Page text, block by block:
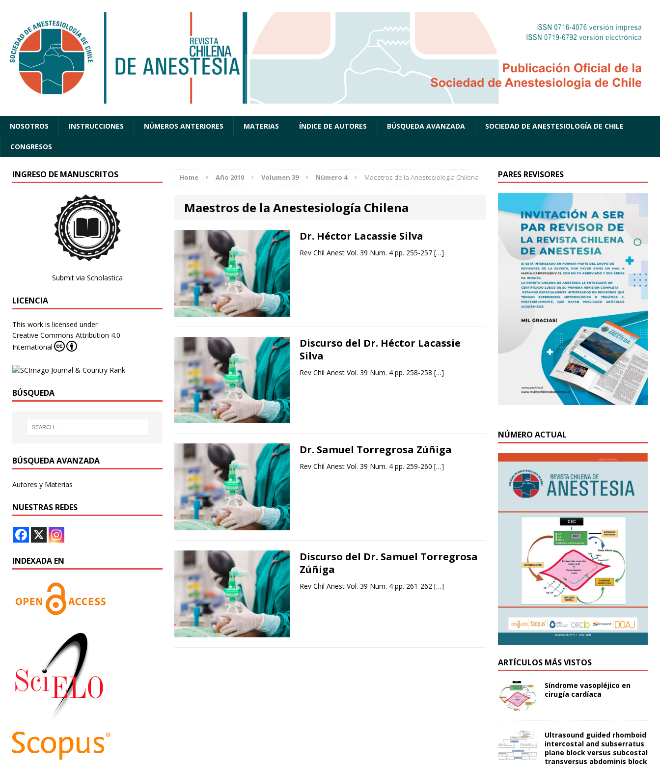
NOSOTROS INSTRUCCIONES NÚMEROS ANTERIORES MATERIAS ÍNDICE DE AUTORES BÚSQUEDA AVANZADA SOCIEDAD DE ANESTESIOLOGÍA DE CHILE
CONGRESOS
Home Año 2010 Volumen 39 Número 4 Maestros de la Anestesiología Chilena
Maestros de la Anestesiología Chilena
Dr. Héctor Lacassie Silva
Rev Chil Anest Vol. 39 Num. 4 pp. 255-257 […]
Discurso del Dr. Héctor Lacassie
Silva
Rev Chil Anest Vol. 39 Num. 4 pp. 258-258 […]
Dr. Samuel Torregrosa Zúñiga
Rev Chil Anest Vol. 39 Num. 4 pp. 259-260 […]
Discurso del Dr. Samuel Torregrosa
Zúñiga
Rev Chil Anest Vol. 39 Num. 4 pp. 261-262 […]
INGRESO DE MANUSCRITOS
Submit via Scholastica
LICENCIA
This work is licensed under
Creative Commons Attribution 4.0
International
BÚSQUEDA
BÚSQUEDA AVANZADA
Autores y Materias
NUESTRAS REDES
INDEXADA EN
PARES REVISORES
NÚMERO ACTUAL
ARTÍCULOS MÁS VISTOS
Síndrome vasopléjico en
cirugía cardíaca
Ultrasound guided rhomboid
intercostal and subserratus
plane block versus subcostal
transversus abdominis block